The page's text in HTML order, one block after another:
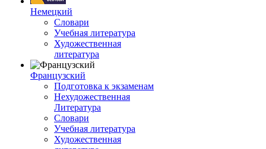
Немецкий
Словари
Учебная литература
Художественная
литература
Французский
Подготовка к экзаменам
Нехудожественная
Литература
Словари
Учебная литература
Художественная